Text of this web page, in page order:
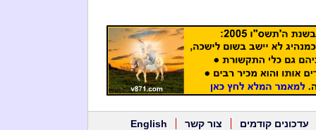
עדכונים קודמים צור קשר English